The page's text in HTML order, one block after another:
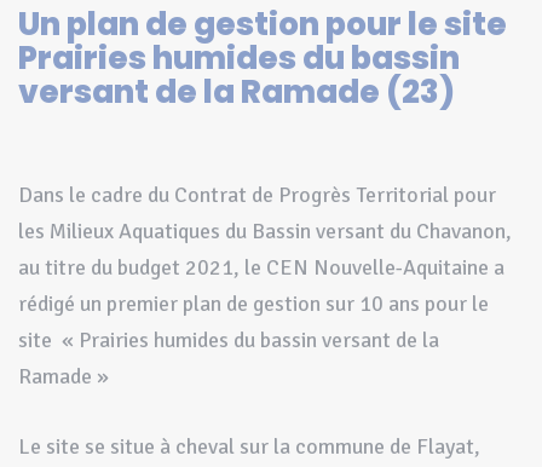
Un plan de gestion pour le site
Prairies humides du bassin
versant de la Ramade (23)
Dans le cadre du Contrat de Progrès Territorial pour
les Milieux Aquatiques du Bassin versant du Chavanon,
au titre du budget 2021, le CEN Nouvelle-Aquitaine a
rédigé un premier plan de gestion sur 10 ans pour le
site « Prairies humides du bassin versant de la
Ramade »
Le site se situe à cheval sur la commune de Flayat,